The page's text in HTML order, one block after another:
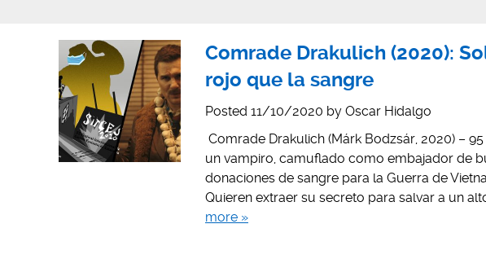
Comrade Drakulich (2020):
rojo que la sangre
Posted 11/10/2020 by Oscar Hidalgo
Comrade Drakulich (Márk Bodzsár, 2020) –
un vampiro, camuflado como embajador de
donaciones de sangre para la Guerra de
Quieren extraer su secreto para salvar a un
more »